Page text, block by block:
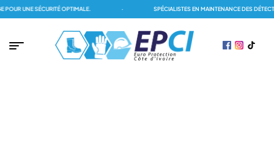
UNE SÉCURITÉ OPTIMALE. SPÉCIALISTES EN MAINTENANCE DES